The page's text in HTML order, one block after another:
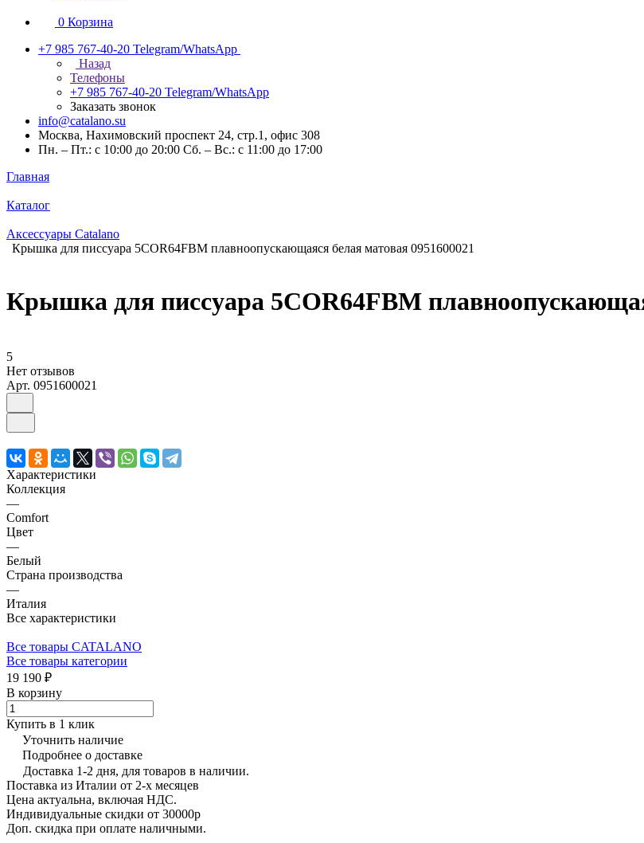
0 Корзина
+7 985 767-40-20 Telegram/WhatsApp
Назад
Телефоны
+7 985 767-40-20 Telegram/WhatsApp
Заказать звонок
info@catalano.su
Москва, Нахимовский проспект 24, стр.1, офис 308
Пн. – Пт.: с 10:00 до 20:00 Сб. – Вс.: с 11:00 до 17:00
Главная
Каталог
Аксессуары Catalano
Крышка для писсуара 5COR64FBM плавноопускающаяся белая матовая 0951600021
Крышка для писсуара 5COR64FBM
5
Нет отзывов
Арт. 0951600021
Характеристики
Коллекция
—
Comfort
Цвет
—
Белый
Страна производства
—
Италия
Все характеристики
Все товары CATALANO
Все товары категории
19 190 ₽
В корзину
Купить в 1 клик
Уточнить наличие
Подробнее о доставке
Доставка 1-2 дня, для товаров в наличии.
Поставка из Италии от 2-х месяцев
Цена актуальна, включая НДС.
Индивидуальные скидки от 30000р
Доп. скидка при оплате наличными.